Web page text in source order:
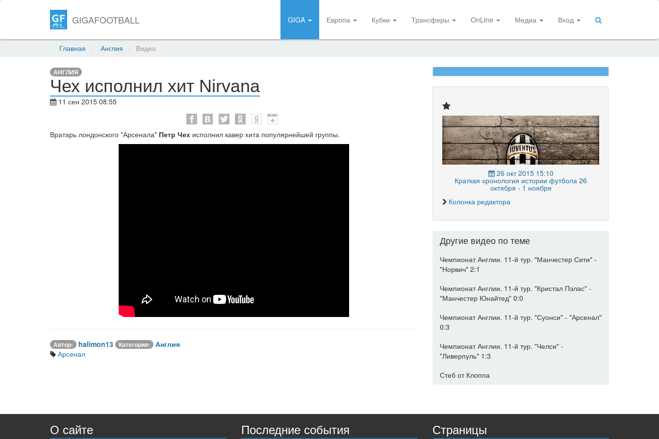
GIGAFOOTBALL GIGA Европа Кубки Трансферы OnLine Медиа Вход
Главная Англия Видео
АНГЛИЯ
Чех исполнил хит Nirvana
11 сен 2015 08:55
Вратарь лондонского "Арсенала" Петр Чех исполнил кавер хита популярнейшей группы.
Автор: halimon13 Категория:
Англия
Арсенал
26 окт 2015 15:10
Краткая хронология истории футбола 26
октября - 1 ноября
Колонка редактора
Другие видео по теме
Чемпионат Англии. 11-й тур. "Манчестер Сити" -
"Норвич" 2:1
Чемпионат Англии. 11-й тур. "Кристал Пэлас" -
"Манчестер Юнайтед" 0:0
Чемпионат Англии. 11-й тур. "Суонси" - "Арсенал"
0:3
Чемпионат Англии. 11-й тур. "Челси" -
"Ливерпуль" 1:3
Стеб от Клоппа
О сайте Последние события Страницы